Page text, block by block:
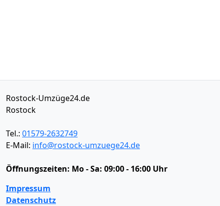
Rostock-Umzüge24.de
Rostock
Tel.: 01579-2632749
E-Mail: info@rostock-umzuege24.de
Öffnungszeiten: Mo - Sa: 09:00 - 16:00 Uhr
Impressum
Datenschutz